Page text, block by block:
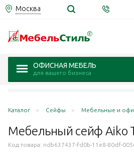
Москва
ОФИСНАЯ МЕБЕЛЬ
для вашего бизнеса
Каталог Сейфы Мебельные и
Мебельный сейф Aiko
Код товара: ndb637437-fd0b-11e8-80df-